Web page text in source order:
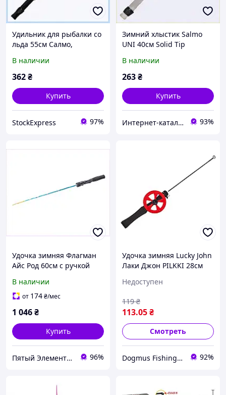
Удильник для рыбалки со
льда 55см Салмо,
В наличии
362₴
Купить
StockExpress 97%
Зимний хлыстик Salmo
UNI 40см Solid Tip
В наличии
263₴
Купить
Интернет-каталог скидок "Гривна Маркет" 93%
Удочка зимняя Флагман
Айс Род 60см с ручкой
В наличии
от 174₴/мес
1 046₴
Купить
Пятый Элемент - всё, что вам нужно 96%
Удочка зимняя Lucky John
Лаки Джон PILKKI 28см
Недоступен
113.05₴
119 ₴
Смотреть
Dogmus Fishing - все для рыбалки и отдыха 92%